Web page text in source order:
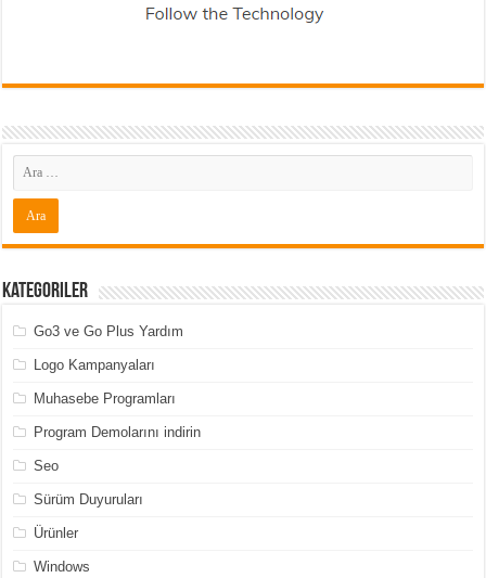
Kategoriler
Go3 ve Go Plus Yardım
Logo Kampanyaları
Muhasebe Programları
Program Demolarını indirin
Seo
Sürüm Duyuruları
Ürünler
Windows